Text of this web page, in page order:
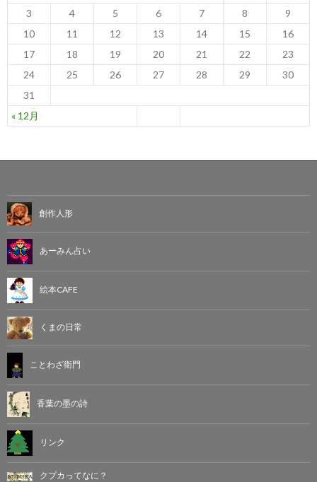
« 12月
3
4 5 6 7 8
9
10
11 12 13 14 15
16
17
18 19 20 21 22
23
24
25 26 27 28 29
30
31
創作人形
あーみん占い
絵本CAFE
くまの日常
ことわざ衛門
香葉の墨の詩
リンク
クプカってなに？